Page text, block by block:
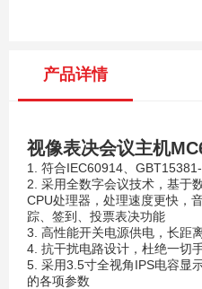
产品详情
视像表决会议主机
1. 符合IEC60914、
2. 采用全数字会议技术，基于
CPU处理器，处理速度更快，
踪、签到、投票表决功能
3. 高性能开关电源供电，长距
4. 抗干扰电路设计，杜绝一切
5. 采用3.5寸全视角IPS电容显
的各项参数